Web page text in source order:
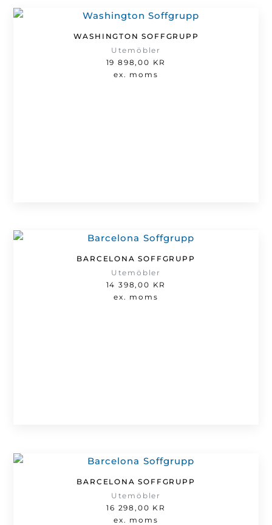
WASHINGTON SOFFGRUPP
Utemöbler
19 898,00 KR
ex. moms
BARCELONA SOFFGRUPP
Utemöbler
14 398,00 KR
ex. moms
BARCELONA SOFFGRUPP
Utemöbler
16 298,00 KR
ex. moms